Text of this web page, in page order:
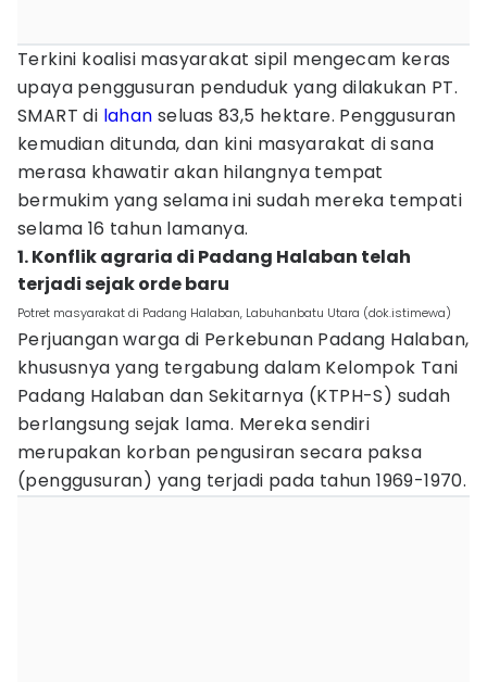
Terkini koalisi masyarakat sipil mengecam keras
upaya penggusuran penduduk yang dilakukan PT.
SMART di lahan seluas 83,5 hektare. Penggusuran
kemudian ditunda, dan kini masyarakat di sana
merasa khawatir akan hilangnya tempat
bermukim yang selama ini sudah mereka tempati
selama 16 tahun lamanya.
1. Konflik agraria di Padang Halaban telah
terjadi sejak orde baru
Potret masyarakat di Padang Halaban, Labuhanbatu Utara (dok.istimewa)
Perjuangan warga di Perkebunan Padang Halaban,
khususnya yang tergabung dalam Kelompok Tani
Padang Halaban dan Sekitarnya (KTPH-S) sudah
berlangsung sejak lama. Mereka sendiri
merupakan korban pengusiran secara paksa
(penggusuran) yang terjadi pada tahun 1969-1970.